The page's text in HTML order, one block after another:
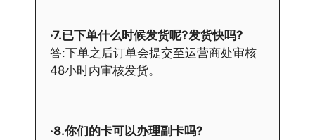
·7.已下单什么时候发货呢?发货快吗?
答:下单之后订单会提交至运营商处审核
48小时内审核发货。
·8.你们的卡可以办理副卡吗?